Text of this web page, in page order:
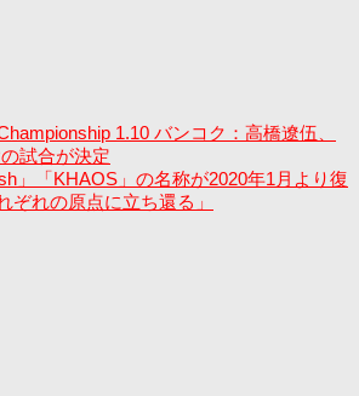
1.10 バンコク：高橋遼伍、
試合が決定
」「KHAOS」の名称が2020年1月より復
ぞれの原点に立ち還る」